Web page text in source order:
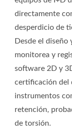
directamente
desperdicio de
Desde el
monitorea y
software 2D y
certificación del
instrumentos
retención,
de torsión.